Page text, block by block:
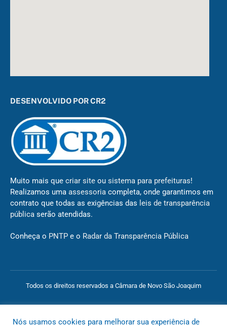
DESENVOLVIDO POR CR2
Muito mais que criar site ou sistema para prefeituras!
Realizamos uma assessoria completa, onde garantimos em
contrato que todas as exigências das leis de transparência
pública serão atendidas.
Conheça o PNTP e o Radar da Transparência Pública
Todos os direitos reservados a Câmara de Novo São Joaquim
Nós usamos cookies para melhorar sua experiência de